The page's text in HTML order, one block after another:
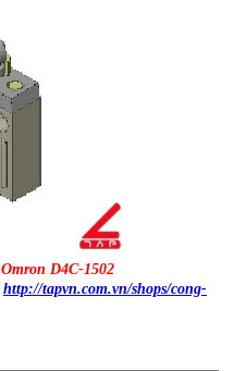
D4C-1502
http://tapvn.com.vn/shops/cong-